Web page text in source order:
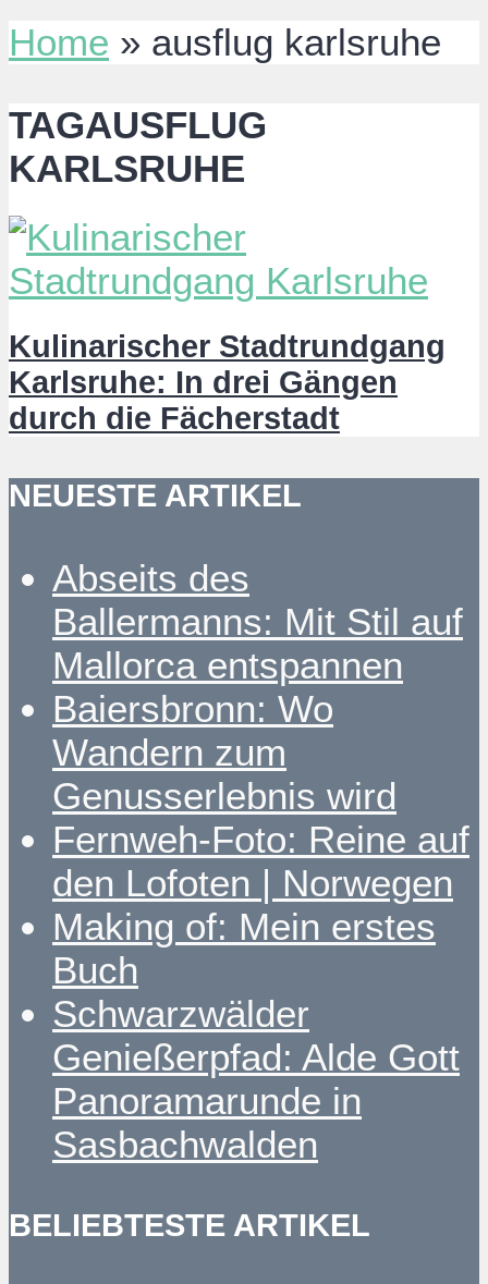
Home » ausflug karlsruhe
TAGAUSFLUG
KARLSRUHE
Kulinarischer Stadtrundgang
Karlsruhe: In drei Gängen
durch die Fächerstadt
NEUESTE ARTIKEL
Abseits des
Ballermanns: Mit Stil auf
Mallorca entspannen
Baiersbronn: Wo
Wandern zum
Genusserlebnis wird
Fernweh-Foto: Reine auf
den Lofoten | Norwegen
Making of: Mein erstes
Buch
Schwarzwälder
Genießerpfad: Alde Gott
Panoramarunde in
Sasbachwalden
BELIEBTESTE ARTIKEL